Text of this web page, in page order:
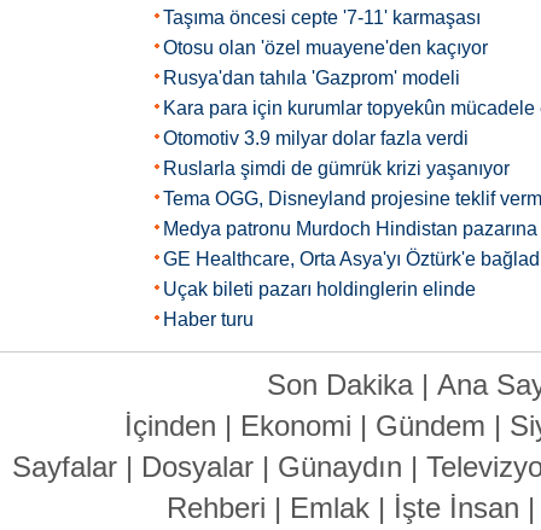
Taşıma öncesi cepte '7-11' karmaşası
Otosu olan 'özel muayene'den kaçıyor
Rusya'dan tahıla 'Gazprom' modeli
Kara para için kurumlar topyekûn mücadele
Otomotiv 3.9 milyar dolar fazla verdi
Ruslarla şimdi de gümrük krizi yaşanıyor
Tema OGG, Disneyland projesine teklif
Medya patronu Murdoch Hindistan
GE Healthcare, Orta Asya'yı Öztürk'e
Uçak bileti pazarı holdinglerin elinde
Haber turu
Son Dakika| Ana
İçinden | Ekonomi | Gündem |
Sayfalar | Dosyalar | Günaydın |
Rehberi | Emlak| İşte İnsan